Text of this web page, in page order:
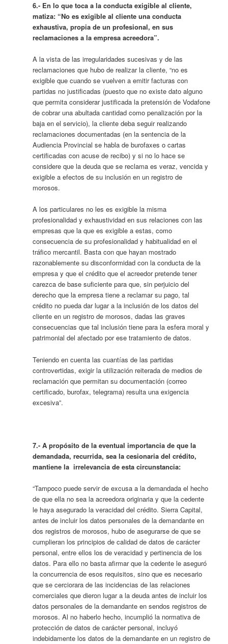
6.- En lo que toca a la conducta exigible al cliente,
matiza: “No es exigible al cliente una conducta
exhaustiva, propia de un profesional, en sus
reclamaciones a la empresa acreedora”.
A la vista de las irregularidades sucesivas y de las
reclamaciones que hubo de realizar la cliente, “no es
exigible que cuando se vuelven a emitir facturas con
partidas no justificadas (puesto que no existe dato alguno
que permita considerar justificada la pretensión de Vodafone
de cobrar una abultada cantidad como penalización por la
baja en el servicio), la cliente deba seguir realizando
reclamaciones documentadas (en la sentencia de la
Audiencia Provincial se habla de burofaxes o cartas
certificadas con acuse de recibo) y si no lo hace se
considere que la deuda que se reclama es veraz, vencida y
exigible a efectos de su inclusión en un registro de
morosos.
A los particulares no les es exigible la misma
profesionalidad y exhaustividad en sus relaciones con las
empresas que la que es exigible a estas, como
consecuencia de su profesionalidad y habitualidad en el
tráfico mercantil. Basta con que hayan mostrado
razonablemente su disconformidad con la conducta de la
empresa y que el crédito que el acreedor pretende tener
carezca de base suficiente para que, sin perjuicio del
derecho que la empresa tiene a reclamar su pago, tal
crédito no pueda dar lugar a la inclusión de los datos del
cliente en un registro de morosos, dadas las graves
consecuencias que tal inclusión tiene para la esfera moral y
patrimonial del afectado por ese tratamiento de datos.
Teniendo en cuenta las cuantías de las partidas
controvertidas, exigir la utilización reiterada de medios de
reclamación que permitan su documentación (correo
certificado, burofax, telegrama) resulta una exigencia
excesiva”.
7.- A propósito de la eventual importancia de que la
demandada, recurrida, sea la cesionaria del crédito,
mantiene la irrelevancia de esta circunstancia:
“Tampoco puede servir de excusa a la demandada el hecho
de que ella no sea la acreedora originaria y que la cedente
le haya asegurado la veracidad del crédito. Sierra Capital,
antes de incluir los datos personales de la demandante en
dos registros de morosos, hubo de asegurarse de que se
cumplieran los principios de calidad de datos de carácter
personal, entre ellos los de veracidad y pertinencia de los
datos. Para ello no basta afirmar que la cedente le aseguró
la concurrencia de esos requisitos, sino que es necesario
que se cerciorara de las incidencias de las relaciones
comerciales que dieron lugar a la deuda antes de incluir los
datos personales de la demandante en sendos registros de
morosos. Al no haberlo hecho, incumplió la normativa de
protección de datos de carácter personal, incluyó
indebidamente los datos de la demandante en un registro de